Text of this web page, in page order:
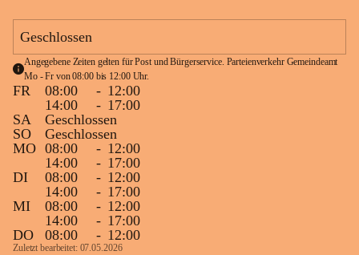
Geschlossen
Angegebene Zeiten gelten für Post und Bürgerservice. Parteienverkehr Gemeindeamt
Mo - Fr von 08:00 bis 12:00 Uhr.
FR 08:00 - 12:00
14:00
- 17:00
SA
Geschlossen
SO
Geschlossen
MO 08:00 - 12:00
14:00
- 17:00
DI
08:00 - 12:00
14:00
- 17:00
MI
08:00 - 12:00
14:00
- 17:00
DO
08:00 - 12:00
Zuletzt bearbeitet: 07.05.2026